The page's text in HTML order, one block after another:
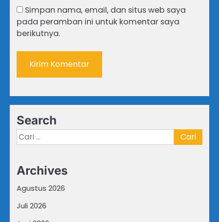
Simpan nama, email, dan situs web saya
pada peramban ini untuk komentar saya
berikutnya.
Search
Cari
untuk:
Archives
Agustus 2026
Juli 2026